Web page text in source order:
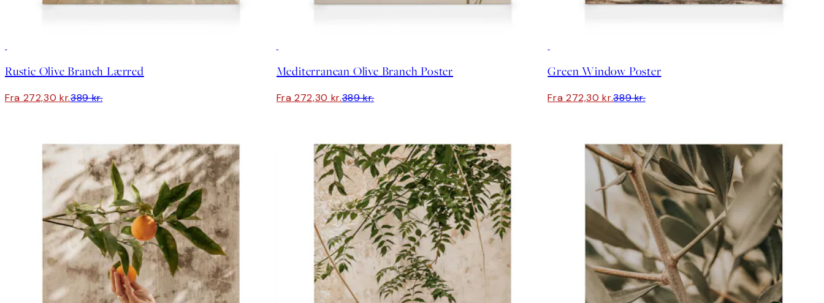
Rustic Olive Branch Lærred
Fra 272,30 kr.389 kr.
Mediterranean Olive Branch Poster
Fra 272,30 kr.389 kr.
Green Window Poster
Fra 272,30 kr.389 kr.